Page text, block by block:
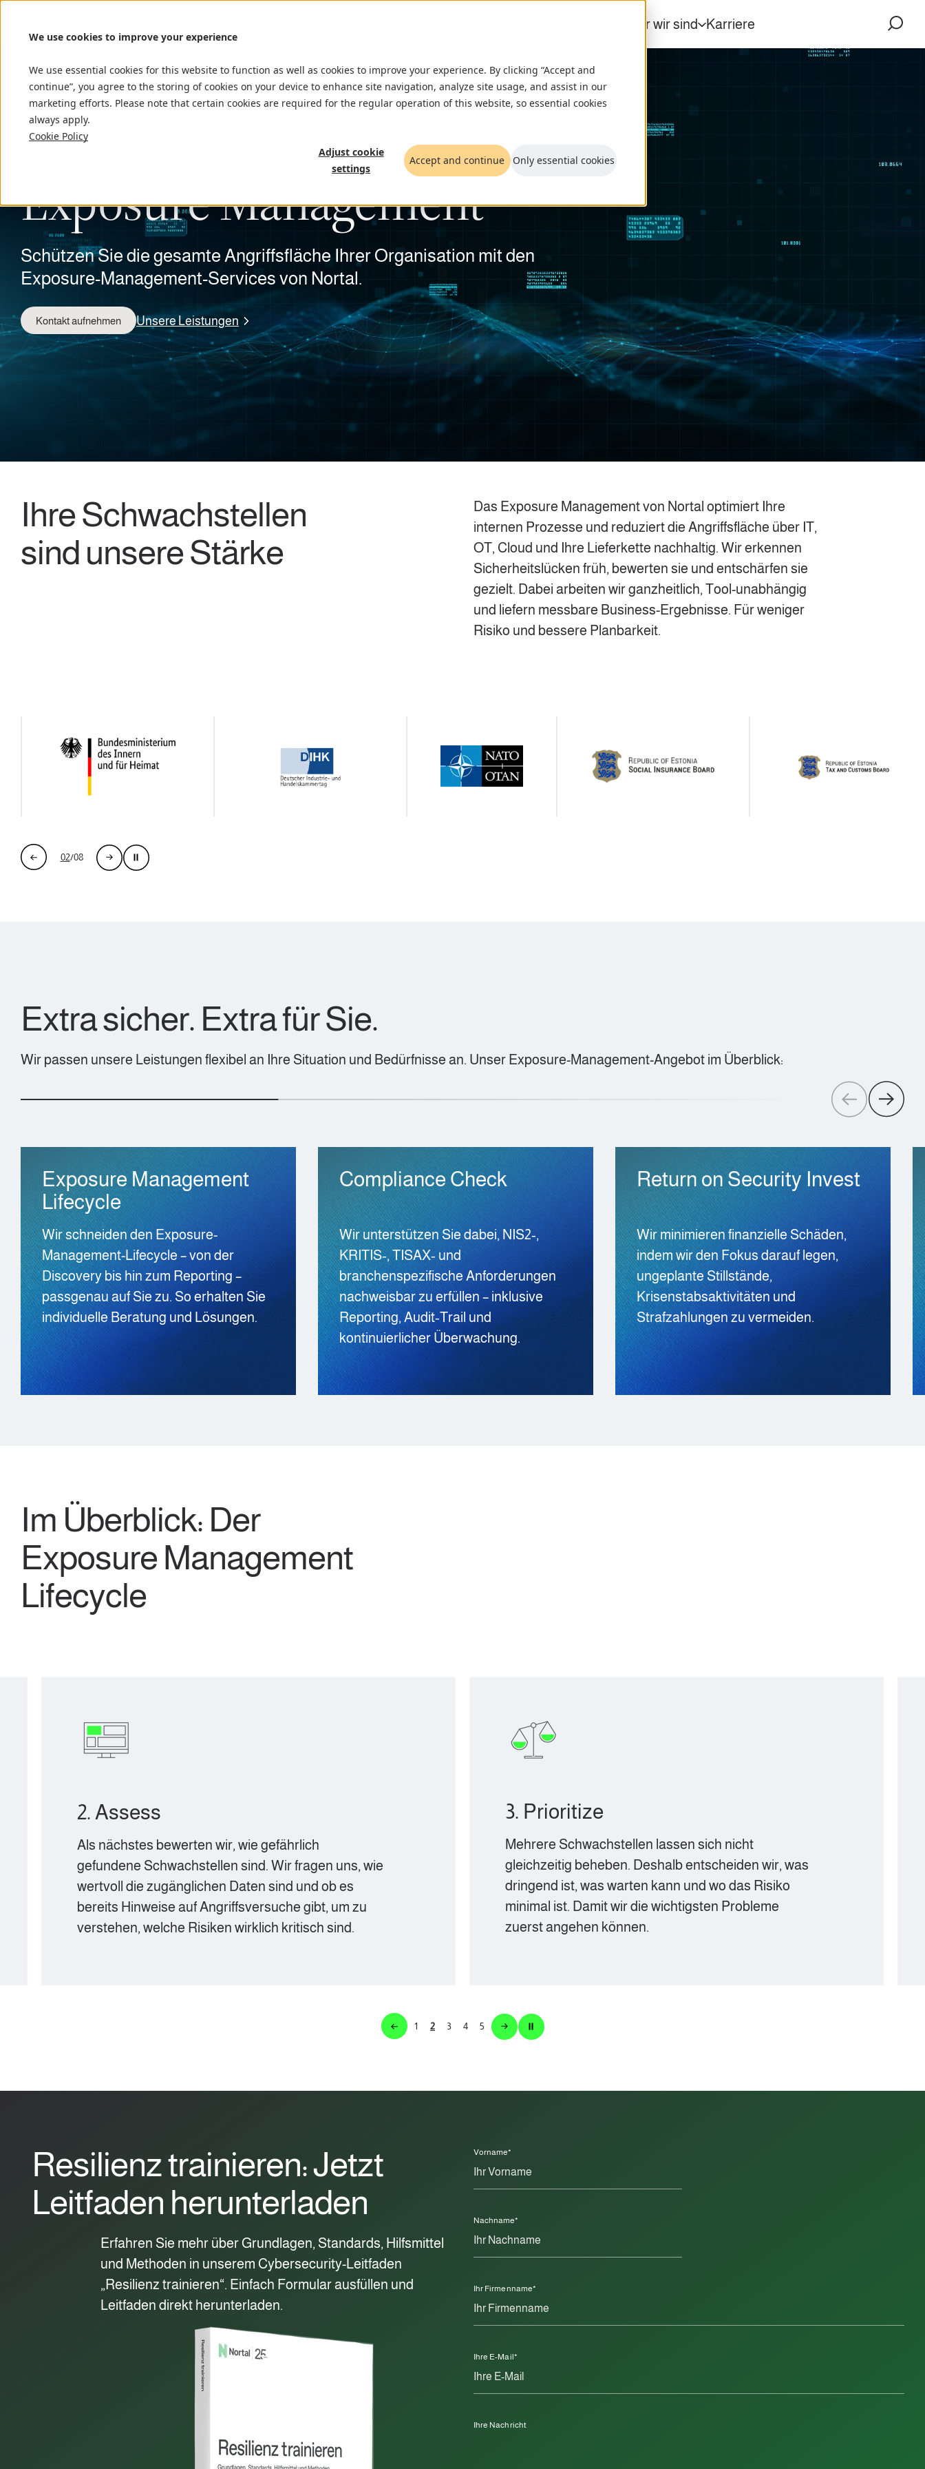
We use cookies to improve your experience
We use essential cookies for this website to function as well as cookies to improve your experience. By clicking “Accept and
continue”, you agree to the storing of cookies on your device to enhance site navigation, analyze site usage, and assist in our
marketing efforts. Please note that certain cookies are required for the regular operation of this website, so essential cookies
always apply.
Cookie Policy
Adjust cookie
settings
Accept and continue Only essential cookies
Wer wir sind Karriere
Exposure Management
Schützen Sie die gesamte Angriffsfläche Ihrer Organisation mit den
Exposure-Management-Services von Nortal.
Kontakt aufnehmen Unsere Leistungen
Ihre Schwachstellen
sind unsere Stärke
Das Exposure Management von Nortal optimiert Ihre
internen Prozesse und reduziert die Angriffsfläche über IT,
OT, Cloud und Ihre Lieferkette nachhaltig. Wir erkennen
Sicherheitslücken früh, bewerten sie und entschärfen sie
gezielt. Dabei arbeiten wir ganzheitlich, Tool-unabhängig
und liefern messbare Business-Ergebnisse. Für weniger
Risiko und bessere Planbarkeit.
03/08
Extra sicher. Extra für Sie.
Wir passen unsere Leistungen flexibel an Ihre Situation und Bedürfnisse an. Unser Exposure-Management-Angebot im Überblick:
Exposure Management
Lifecycle
Wir schneiden den Exposure-
Management-Lifecycle – von der
Discovery bis hin zum Reporting –
passgenau auf Sie zu. So erhalten Sie
individuelle Beratung und Lösungen.
Compliance Check
Wir unterstützen Sie dabei, NIS2‑,
KRITIS‑, TISAX‑ und
branchenspezifische Anforderungen
nachweisbar zu erfüllen – inklusive
Reporting, Audit‑Trail und
kontinuierlicher Überwachung.
Return on Security Invest
Wir minimieren finanzielle Schäden,
indem wir den Fokus darauf legen,
ungeplante Stillstände,
Krisenstabsaktivitäten und
Strafzahlungen zu vermeiden.
Im Überblick: Der
Exposure Management
Lifecycle
2. Assess
Als nächstes bewerten wir, wie gefährlich
gefundene Schwachstellen sind. Wir fragen uns, wie
wertvoll die zugänglichen Daten sind und ob es
bereits Hinweise auf Angriffsversuche gibt, um zu
verstehen, welche Risiken wirklich kritisch sind.
3. Prioritize
Mehrere Schwachstellen lassen sich nicht
gleichzeitig beheben. Deshalb entscheiden wir, was
dringend ist, was warten kann und wo das Risiko
minimal ist. Damit wir die wichtigsten Probleme
zuerst angehen können.
1 2 3 4 5
Resilienz trainieren: Jetzt
Leitfaden herunterladen
Erfahren Sie mehr über Grundlagen, Standards, Hilfsmittel
und Methoden in unserem Cybersecurity-Leitfaden
„Resilienz trainieren“. Einfach Formular ausfüllen und
Leitfaden direkt herunterladen.
Vorname*
Nachname*
Ihr Firmenname*
Ihre E-Mail*
Ihre Nachricht